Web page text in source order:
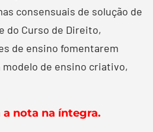
consensuais de solução de
do Curso de Direito,
de ensino fomentarem
de ensino criativo,
a nota na íntegra.